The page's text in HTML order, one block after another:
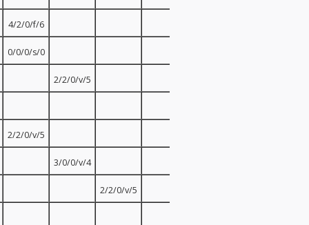
4/2/0/f/6
0/0/0/s/0
2/2/0/v/5
2/2/0/v/5
3/0/0/v/4
2/2/0/v/5